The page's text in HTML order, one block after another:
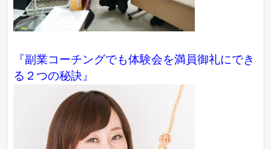
『副業コーチングでも体験会を満員御礼にでき
る２つの秘訣』